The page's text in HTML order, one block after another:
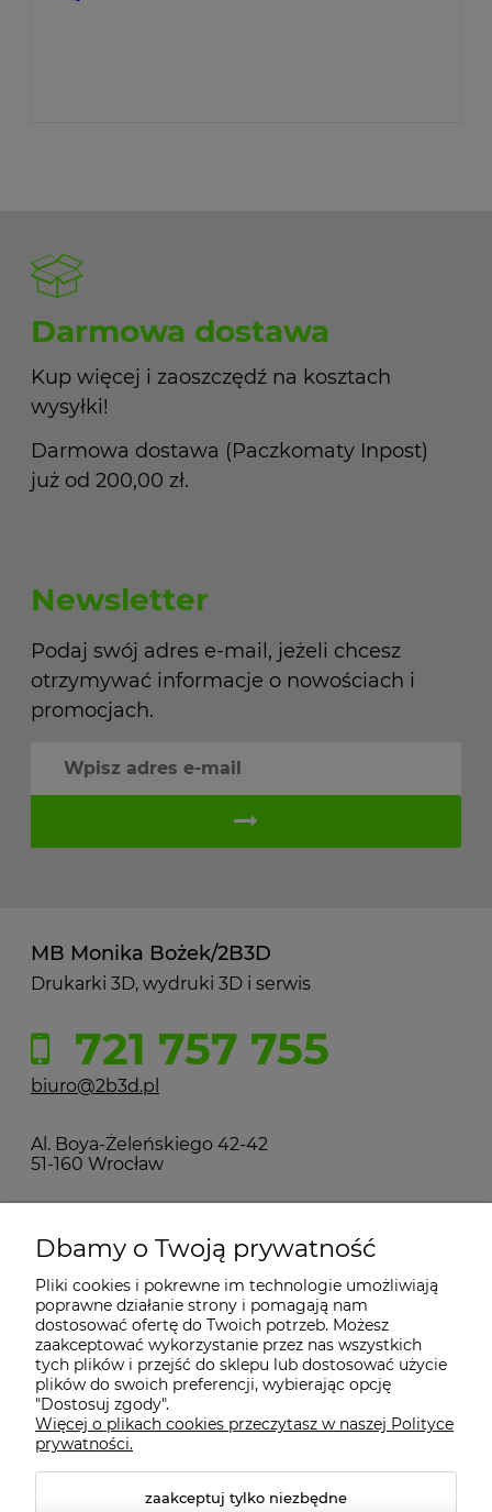
Darmowa dostawa
Kup więcej i zaoszczędź na kosztach
wysyłki!
Darmowa dostawa (Paczkomaty Inpost)
już od 200,00 zł.
Newsletter
Podaj swój adres e-mail, jeżeli chcesz
otrzymywać informacje o nowościach i
promocjach.
MB Monika Bożek/2B3D
Drukarki 3D, wydruki 3D i serwis
721 757 755
biuro@2b3d.pl
Al. Boya-Żeleńskiego 42-42
51-160 Wrocław
MOJE KONTO
PŁATNOŚCI I DOSTAWA
INFORMACJE
KONTAKT
Dbamy o Twoją prywatność
Pliki cookies i pokrewne im technologie umożliwiają
poprawne działanie strony i pomagają nam
dostosować ofertę do Twoich potrzeb. Możesz
zaakceptować wykorzystanie przez nas wszystkich
tych plików i przejść do sklepu lub dostosować użycie
plików do swoich preferencji, wybierając opcję
"Dostosuj zgody".
Więcej o plikach cookies przeczytasz w naszej Polityce
prywatności.
zaakceptuj tylko niezbędne